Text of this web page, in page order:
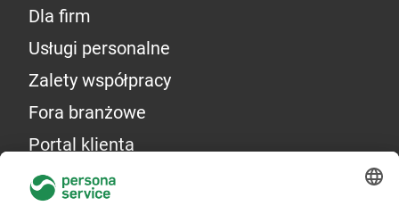
Dla firm
Usługi personalne
Zalety współpracy
Fora branżowe
Portal klienta